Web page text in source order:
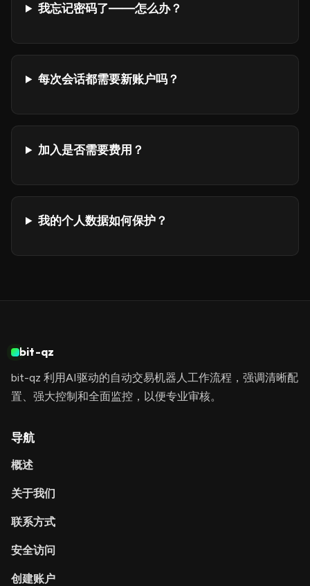
我忘记密码了——怎么办？
每次会话都需要新账户吗？
加入是否需要费用？
我的个人数据如何保护？
bit-qz
bit-qz 利用AI驱动的自动交易机器人工作流程，强调清晰配
置、强大控制和全面监控，以便专业审核。
导航
概述
关于我们
联系方式
安全访问
创建账户